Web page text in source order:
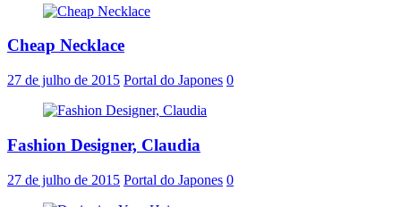
Cheap Necklace
27 de julho de 2015 Portal do Japones 0
Fashion Designer, Claudia
27 de julho de 2015 Portal do Japones 0